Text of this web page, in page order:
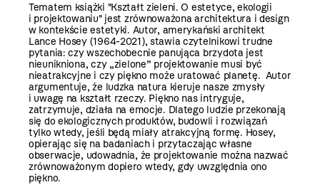
Tematem książki "Kształt zieleni. O estetyce, ekologii
i projektowaniu"jest zrównoważona architektura i design
w kontekście estetyki. Autor, amerykański architekt
Lance Hosey (1964-2021), stawia czytelnikowi trudne
pytania: czy wszechobecnie panująca brzydota jest
nieunikniona, czy „zielone” projektowanie musi być
nieatrakcyjne i czy piękno może uratować planetę. Autor
argumentuje, że ludzka natura kieruje nasze zmysły
i uwagę na kształt rzeczy. Piękno nas intryguje,
zatrzymuje, działa na emocje. Dlatego ludzie przekonają
się do ekologicznych produktów, budowli i rozwiązań
tylko wtedy, jeśli będą miały atrakcyjną formę. Hosey,
opierając się na badaniach i przytaczając własne
obserwacje, udowadnia, że projektowanie można nazwać
zrównoważonym dopiero wtedy, gdy uwzględnia ono
piękno.